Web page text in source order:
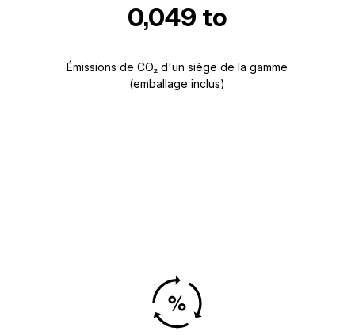
0,049 to
Émissions de CO₂ d'un siège de la gamme
(emballage inclus)